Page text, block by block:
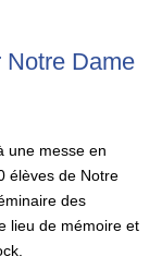
Dame
une messe en
élèves de Notre
des
lieu de mémoire et